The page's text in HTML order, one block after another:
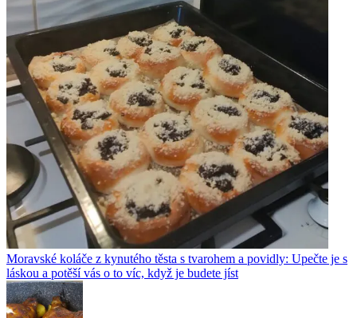
Moravské koláče z kynutého těsta s tvarohem a povidly: Upečte je s
láskou a potěší vás o to víc, když je budete jíst